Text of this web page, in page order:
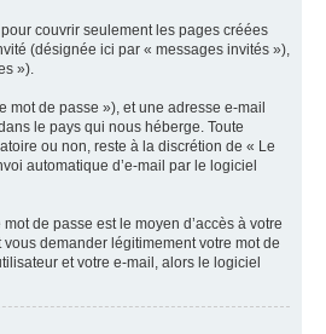
couvrir seulement les pages créées
(désignée ici par « messages invités »),
»).
mot de passe »), et une adresse e-mail
le pays qui nous héberge. Toute
ou non, reste à la discrétion de « Le
automatique d’e-mail par le logiciel
de passe est le moyen d’accès à votre
demander légitimement votre mot de
et votre e-mail, alors le logiciel